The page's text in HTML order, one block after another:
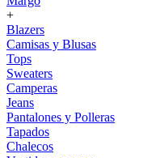
+
Blazers
Camisas y Blusas
Tops
Sweaters
Camperas
Jeans
Pantalones y Polleras
Tapados
Chalecos